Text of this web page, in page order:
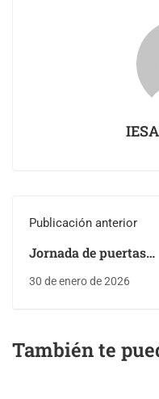
Publicación anterior
Jornada de puertas
abiertas 2026
30 de enero de 2026
También te